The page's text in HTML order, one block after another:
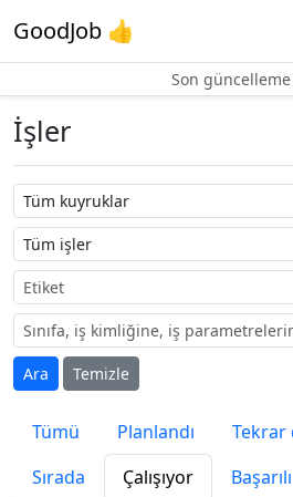
GoodJob 👍
Son güncelleme
İşler
Kuyruk adı
İş adı
Etiket
Ara
Temizle
Tümü Planlandı
Tekrar
Sırada
Çalışıyor Başarılı